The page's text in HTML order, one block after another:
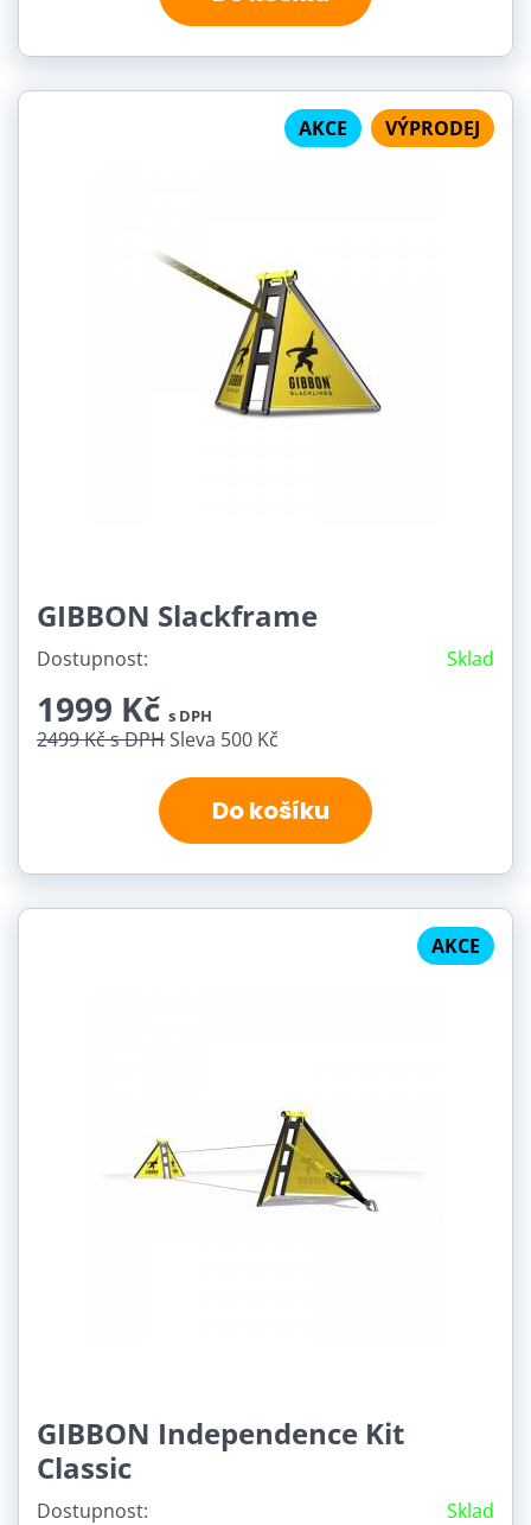
AKCE VÝPRODEJ
GIBBON Slackframe
Dostupnost: Sklad
1999 Kč s DPH
2499 Kčs DPHSleva 500 Kč
Do košíku
AKCE
GIBBON Independence Kit
Classic
Dostupnost: Sklad